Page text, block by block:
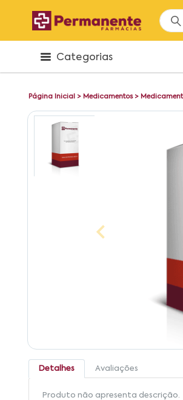
Categorias
Página Inicial > Medicamentos>
Detalhes Avaliações
Produto não apresenta descrição.